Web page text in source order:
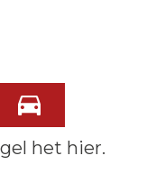
het hier.